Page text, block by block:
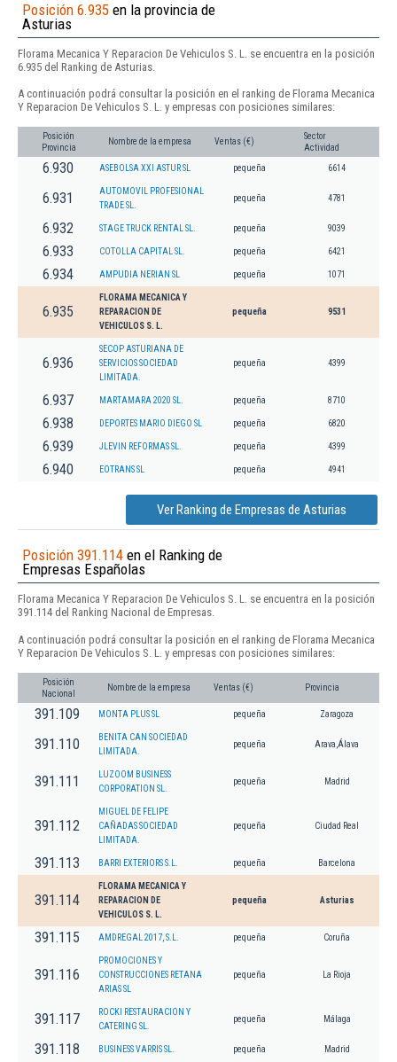
Posición 6.935 en la provincia de
Asturias
Florama Mecanica Y Reparacion De Vehiculos S. L. se encuentra en la posición
6.935 del Ranking de Asturias.
A continuación podrá consultar la posición en el ranking de Florama Mecanica
Y Reparacion De Vehiculos S. L. y empresas con posiciones similares:
Posición
Provincia
Nombre de la empresa Ventas (€)
Sector
Actividad
6.930 ASEBOLSA XXI ASTUR SL pequeña 6614
6.931
AUTOMOVIL PROFESIONAL
TRADE SL.
pequeña 4781
6.932 STAGE TRUCK RENTAL SL. pequeña 9039
6.933 COTOLLA CAPITAL SL. pequeña 6421
6.934 AMPUDIA NERIAN SL pequeña 1071
6.935
FLORAMA MECANICA Y
REPARACION DE
VEHICULOS S. L.
pequeña 9531
6.936
SECOP ASTURIANA DE
SERVICIOS SOCIEDAD
LIMITADA.
pequeña 4399
6.937 MARTAMARA 2020 SL. pequeña 8710
6.938 DEPORTES MARIO DIEGO SL pequeña 6820
6.939 JLEVIN REFORMAS SL. pequeña 4399
6.940 EOTRANS SL pequeña 4941
Ver Ranking de Empresas de Asturias
Posición 391.114 en el Ranking de
Empresas Españolas
Florama Mecanica Y Reparacion De Vehiculos S. L. se encuentra en la posición
391.114 del Ranking Nacional de Empresas.
A continuación podrá consultar la posición en el ranking de Florama Mecanica
Y Reparacion De Vehiculos S. L. y empresas con posiciones similares:
Posición
Nacional
Nombre de la empresa Ventas (€) Provincia
391.109 MONTA PLUS SL pequeña Zaragoza
391.110
BENITA CAN SOCIEDAD
LIMITADA.
pequeña Arava,Álava
391.111
LUZOOM BUSINESS
CORPORATION SL.
pequeña Madrid
391.112
MIGUEL DE FELIPE
CAÑADAS SOCIEDAD
LIMITADA.
pequeña Ciudad Real
391.113 BARRI EXTERIORS S.L. pequeña Barcelona
391.114
FLORAMA MECANICA Y
REPARACION DE
VEHICULOS S. L.
pequeña Asturias
391.115 AMDREGAL 2017, S.L. pequeña Coruña
391.116
PROMOCIONES Y
CONSTRUCCIONES RETANA
ARIAS SL
pequeña La Rioja
391.117
ROCKI RESTAURACION Y
CATERING SL.
pequeña Málaga
391.118 BUSINESS VARRIS SL. pequeña Madrid